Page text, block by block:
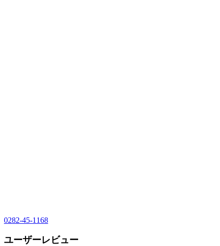
0282-45-1168
ユーザーレビュー